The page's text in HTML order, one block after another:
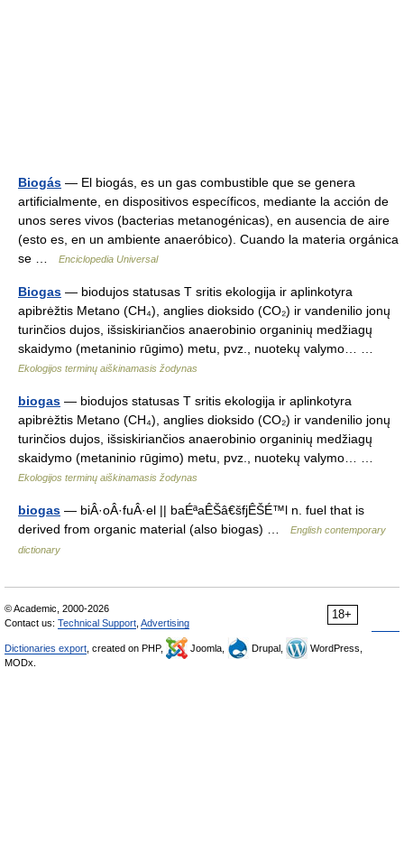
Biogás — El biogás, es un gas combustible que se genera
artificialmente, en dispositivos específicos, mediante la acción de
unos seres vivos (bacterias metanogénicas), en ausencia de aire
(esto es, en un ambiente anaeróbico). Cuando la materia orgánica
se …
Enciclopedia Universal
Biogas — biodujos statusas T sritis ekologija ir aplinkotyra
apibrėžtis Metano (CH₄), anglies dioksido (CO₂) ir vandenilio jonų
turinčios dujos, išsiskiriančios anaerobinio organinių medžiagų
skaidymo (metaninio rūgimo) metu, pvz., nuotekų valymo… …
Ekologijos terminų aiškinamasis žodynas
biogas — biodujos statusas T sritis ekologija ir aplinkotyra
apibrėžtis Metano (CH₄), anglies dioksido (CO₂) ir vandenilio jonų
turinčios dujos, išsiskiriančios anaerobinio organinių medžiagų
skaidymo (metaninio rūgimo) metu, pvz., nuotekų valymo… …
Ekologijos terminų aiškinamasis žodynas
biogas — biÂ·oÂ·fuÂ·el || baÉªaÊŠâ€šfjÊŠÉ™l n. fuel that is
derived from organic material (also biogas) …
English contemporary
dictionary
18+
© Academic, 2000-2026
Contact us: Technical Support Advertising
Dictionaries export , created on PHP, Joomla, Drupal,
WordPress,
MODx.